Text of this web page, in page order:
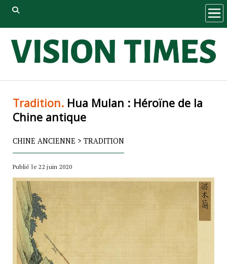
Tradition.Hua Mulan : Héroïne de la
Chine antique
CHINE ANCIENNE > TRADITION
Publié le 22 juin 2020